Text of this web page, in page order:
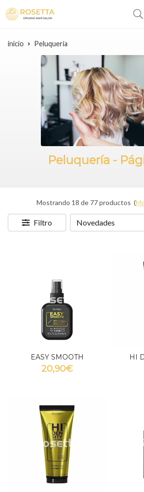
inicio Peluquería
Peluquería -
Mostrando 18 de 77 productos (
Filtro
EASY SMOOTH
20,90€
HI